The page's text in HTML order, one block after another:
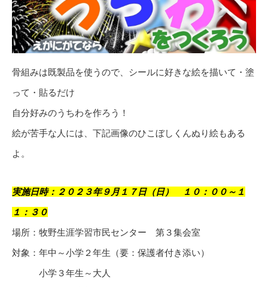
骨組みは既製品を使うので、シールに好きな絵を描いて・塗
って・貼るだけ
自分好みのうちわを作ろう！
絵が苦手な人には、下記画像のひこぼしくんぬり絵もある
よ。
実施日時：２０２３年９月１７日（日） １０：００～１
１：３０
場所：牧野生涯学習市民センター 第３集会室
対象：年中～小学２年生（要：保護者付き添い）
小学３年生～大人